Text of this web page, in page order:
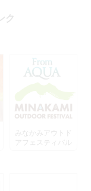
ク
みなかみアウトド
アフェスティバル